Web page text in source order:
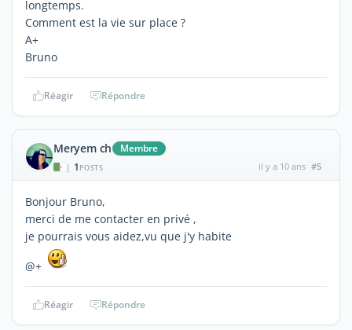
longtemps.
Comment est la vie sur place ?
A+
Bruno
Réagir Répondre
Meryem ch Membre
| 1 POSTS il y a 10 ans #5
Bonjour Bruno,
merci de me contacter en privé ,
je pourrais vous aidez,vu que j'y habite
@+
Réagir Répondre